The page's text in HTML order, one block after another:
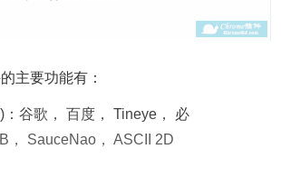
主要功能有：
：谷歌， 百度， Tineye， 必
， SauceNao， ASCII 2D